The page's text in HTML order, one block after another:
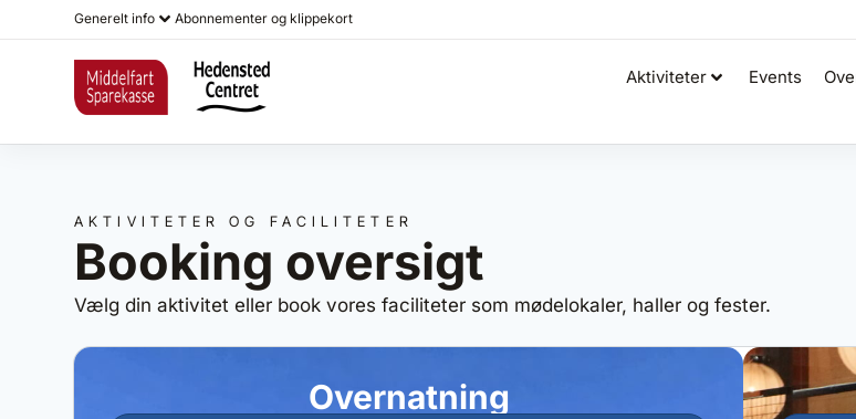
Generelt info Abonnementer og klippekort
Aktiviteter Events
AKTIVITETER OG FACILITETER
Booking oversigt
Vælg din aktivitet eller book vores faciliteter som mødelokaler, haller og fester.
Overnatning